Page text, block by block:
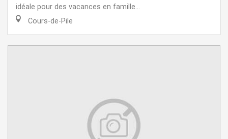
idéale pour des vacances en famille...
Cours-de-Pile